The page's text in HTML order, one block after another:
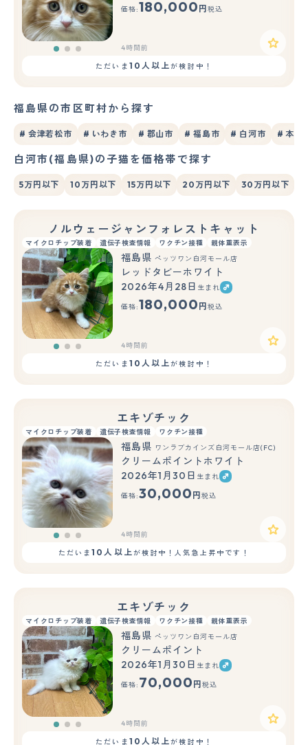
価格:180,000 円 税込
4時間前
ただいま 10人以上が検討中！
福島県の市区町村から探す
# 会津若松市 # いわき市 # 郡山市 # 福島市 # 白河市 # 本宮
白河市(福島県)の子猫を価格帯で探す
5万円以下 10万円以下 15万円以下 20万円以下 30万円以下
ノルウェージャンフォレストキャット
マイクロチップ装着 遺伝子検査情報 ワクチン接種 親体重表示
もっと見る
福島県 ペッツワン白河モール店
レッドタビーホワイト
2026年4月28日 生まれ
価格:180,000 円 税込
4時間前
ただいま 10人以上が検討中！
エキゾチック
マイクロチップ装着 遺伝子検査情報 ワクチン接種
もっと見る
福島県 ワンラブカインズ白河モール店(FC)
クリームポイントホワイト
2026年1月30日 生まれ
価格:30,000 円 税込
4時間前
ただいま10人以上が検討中！人気急上昇中です！
エキゾチック
マイクロチップ装着 遺伝子検査情報 ワクチン接種 親体重表示
もっと見る
福島県 ペッツワン白河モール店
クリームポイント
2026年1月30日 生まれ
価格: 70,000 円 税込
4時間前
ただいま 10人以上が検討中！